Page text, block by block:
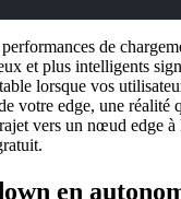
de
et plus intelligents
lorsque vos
votre edge, une réalité
vers un nœud edge à
en